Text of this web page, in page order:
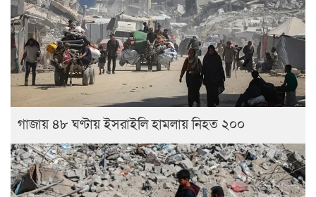
গাজায় ৪৮ ঘণ্টায় ইসরাইলি হামলায় নিহত ২০০